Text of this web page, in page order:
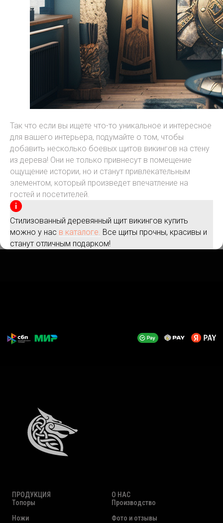
Так что если вы ищете что-то уникальное и интересное
для вашего интерьера, подумайте о том, чтобы
добавить несколько боевых щитов викингов на стену
из дерева! Они не только привнесут в помещение
ощущение истории, но и станут привлекательным
элементом, который произведет впечатление на
гостей и посетителей.
Стилизованный деревянный щит викингов купить
можно у нас в каталоге. Все щиты прочны, красивы и
станут отличным подарком!
ПРОДУКЦИЯ
Топоры
Ножи
О НАС
Производство
Фото и отзывы